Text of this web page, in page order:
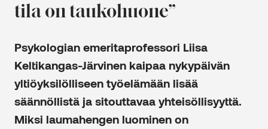
tila on taukohuone”
Psykologian emeritaprofessori Liisa
Keltikangas-Järvinen kaipaa nykypäivän
yltiöyksilölliseen työelämään lisää
säännöllistä ja sitouttavaa yhteisöllisyyttä.
Miksi laumahengen luominen on